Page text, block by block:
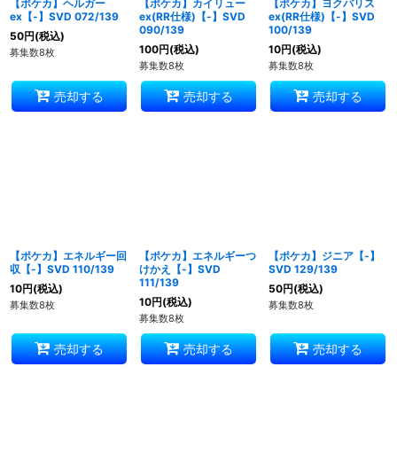
【ポケカ】ヘルガー
ex【-】SVD 072/139
50円(税込)
募集数8枚
売却する
【ポケカ】カイリュー
ex(RR仕様)【-】SVD
090/139
100円(税込)
募集数8枚
売却する
【ポケカ】ヨクバリス
ex(RR仕様)【-】SVD
100/139
10円(税込)
募集数8枚
売却する
【ポケカ】エネルギー回
収【-】SVD 110/139
10円(税込)
募集数8枚
売却する
【ポケカ】エネルギーつ
けかえ【-】SVD
111/139
10円(税込)
募集数8枚
売却する
【ポケカ】ジニア【-】
SVD 129/139
50円(税込)
募集数8枚
売却する